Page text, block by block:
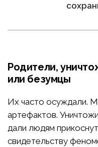
Родители,
или безумцы
Их часто осуждали.
артефактов.
дали людям
свидетельству